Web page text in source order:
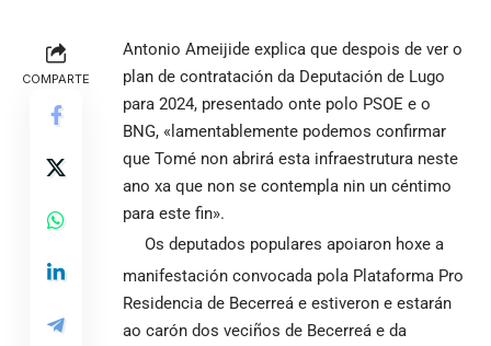
COMPARTE
Antonio Ameijide explica que despois de ver o
plan de contratación da Deputación de Lugo
para 2024, presentado onte polo PSOE e o
BNG, «lamentablemente podemos confirmar
que Tomé non abrirá esta infraestrutura neste
ano xa que non se contempla nin un céntimo
para este fin».
Os deputados populares apoiaron hoxe a
manifestación convocada pola Plataforma Pro
Residencia de Becerreá e estiveron e estarán
ao carón dos veciños de Becerreá e da